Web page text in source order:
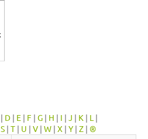
| D | E | F | G | H | I | J | K | L |
S | T | U | V | W | X | Y | Z | ®